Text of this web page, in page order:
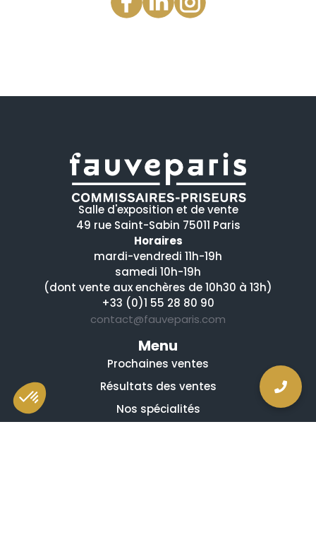
Salle d'exposition et de vente
49 rue Saint-Sabin 75011 Paris
Horaires
mardi-vendredi 11h-19h
samedi 10h-19h
(dont vente aux enchères de 10h30 à 13h)
+33 (0)1 55 28 80 90
contact@fauveparis.com
Menu
Prochaines ventes
Résultats des ventes
Nos spécialités